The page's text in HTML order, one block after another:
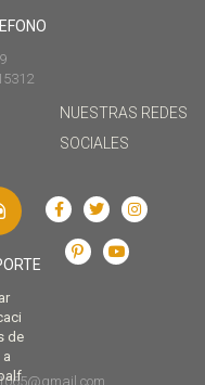
de
NUESTRAS REDES
SOCIALES